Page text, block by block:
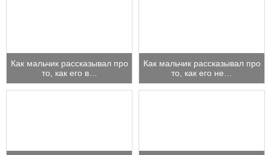
Как мальчик рассказывал про
то, как его в…
Как мальчик рассказывал про
то, как его не…